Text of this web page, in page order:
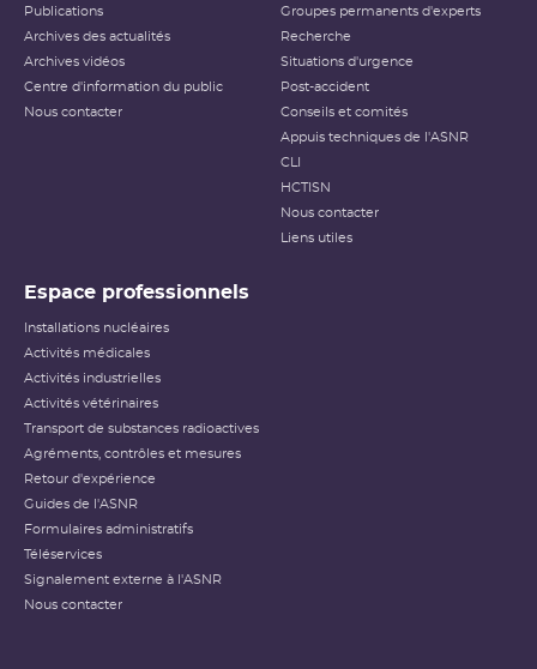
Publications
Archives des actualités
Archives vidéos
Centre d'information du public
Nous contacter
Groupes permanents d'experts
Recherche
Situations d'urgence
Post-accident
Conseils et comités
Appuis techniques de l'ASNR
CLI
HCTISN
Nous contacter
Liens utiles
Espace professionnels
Installations nucléaires
Activités médicales
Activités industrielles
Activités vétérinaires
Transport de substances radioactives
Agréments, contrôles et mesures
Retour d'expérience
Guides de l'ASNR
Formulaires administratifs
Téléservices
Signalement externe à l'ASNR
Nous contacter